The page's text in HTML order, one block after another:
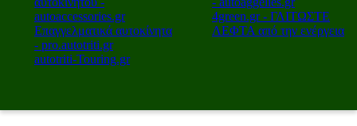
autoaccessories.gr
Επαγγελματικά αυτοκίνητα
- pro.autotriti.gr
autotriti-Touring.gr
4green.gr - ΓΛΙΤΩΣΤΕ
ΛΕΦΤΑ από την ενέργεια